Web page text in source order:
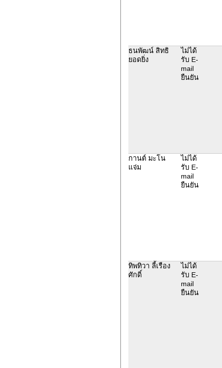
ธนพัฒน์ สิทธิ
ยอดยิ่ง
ไม่ได้
รับ E-
mail
ยืนยัน
กานต์ มะโน
แจ่ม
ไม่ได้
รับ E-
mail
ยืนยัน
ทิพทิวา ลี้เรือง
ศักดิ์
ไม่ได้
รับ E-
mail
ยืนยัน